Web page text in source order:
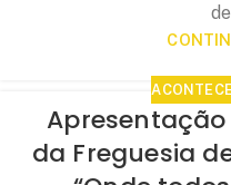
da Freguesia